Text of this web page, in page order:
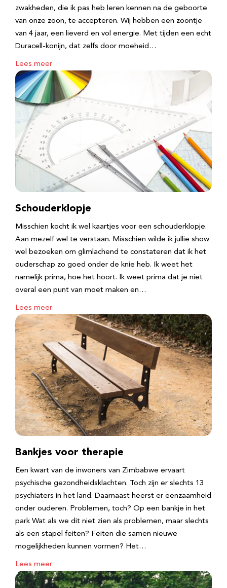
zwakheden, die ik pas heb leren kennen na de geboorte
van onze zoon, te accepteren. Wij hebben een zoontje
van 4 jaar, een lieverd en vol energie. Met tijden een echt
Duracell-konijn, dat zelfs door moeheid…
Lees meer
Schouderklopje
Misschien kocht ik wel kaartjes voor een schouderklopje.
Aan mezelf wel te verstaan. Misschien wilde ik jullie show
wel bezoeken om glimlachend te constateren dat ik het
ouderschap zo goed onder de knie heb. Ik weet het
namelijk prima, hoe het hoort. Ik weet prima dat je niet
overal een punt van moet maken en…
Lees meer
Bankjes voor therapie
Een kwart van de inwoners van Zimbabwe ervaart
psychische gezondheidsklachten. Toch zijn er slechts 13
psychiaters in het land. Daarnaast heerst er eenzaamheid
onder ouderen. Problemen, toch? Op een bankje in het
park Wat als we dit niet zien als problemen, maar slechts
als een stapel feiten? Feiten die samen nieuwe
mogelijkheden kunnen vormen? Het…
Lees meer